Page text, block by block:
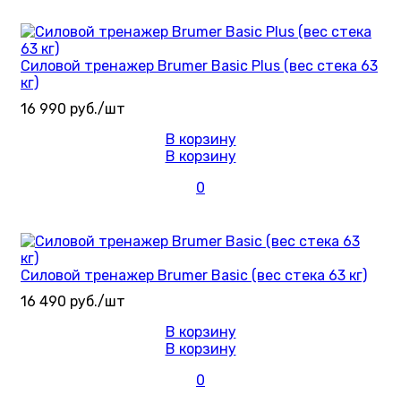
Силовой тренажер Brumer Basic Plus (вес стека 63
кг)
16 990 руб./шт
В корзину
В корзину
0
Силовой тренажер Brumer Basic (вес стека 63 кг)
16 490 руб./шт
В корзину
В корзину
0